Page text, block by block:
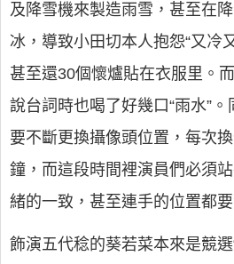
及降雪機來製造雨雪，甚至在
冰，導致小田切本人抱怨“又冷
甚至還30個懷爐貼在衣服里。
說台詞時也喝了好幾口“雨水”
要不斷更換攝像頭位置，每次
鐘，而這段時間裡演員們必須
緒的一致，甚至連手的位置都要
飾演五代稔的葵若菜本來是競